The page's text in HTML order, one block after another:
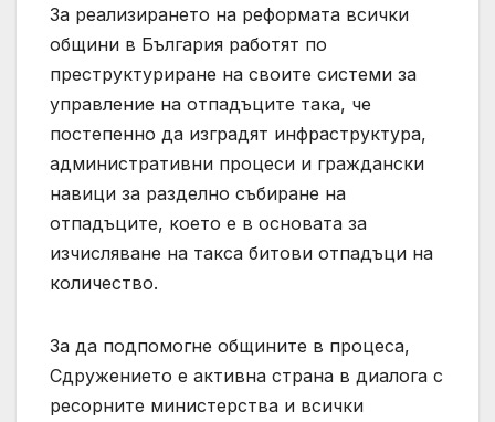
За реализирането на реформата всички
общини в България работят по
преструктуриране на своите системи за
управление на отпадъците така, че
постепенно да изградят инфраструктура,
административни процеси и граждански
навици за разделно събиране на
отпадъците, което е в основата за
изчисляване на такса битови отпадъци на
количество.
За да подпомогне общините в процеса,
Сдружението е активна страна в диалога с
ресорните министерства и всички